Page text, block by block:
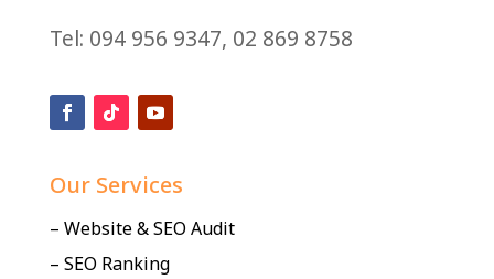
Tel: 094 956 9347, 02 869 8758
Our Services
– Website & SEO Audit
– SEO Ranking